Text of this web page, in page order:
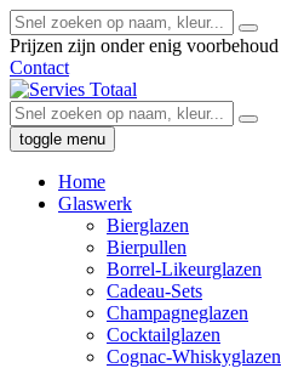
Prijzen zijn onder enig voorbehoud
Contact
toggle menu
Home
Glaswerk
Bierglazen
Bierpullen
Borrel-Likeurglazen
Cadeau-Sets
Champagneglazen
Cocktailglazen
Cognac-Whiskyglazen